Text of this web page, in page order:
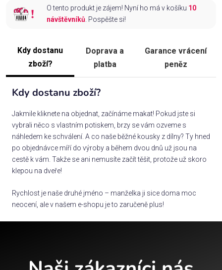
O tento produkt je zájem! Nyní ho má v košíku 10
návštěvníků. Pospěšte si!
Kdy dostanu
zboží?
Doprava a
platba
Garance vrácení
peněz
Kdy dostanu zboží?
Jakmile kliknete na objednat, začínáme makat! Pokud jste si
vybrali něco s vlastním potiskem, brzy se vám ozveme s
náhledem ke schválení. A co naše běžné kousky z dílny? Ty hned
po objednávce míří do výroby a během dvou dnů už jsou na
cestě k vám. Takže se ani nemusíte začít těšit, protože už skoro
klepou na dveře!
Rychlost je naše druhé jméno – manželka ji sice doma moc
neocení, ale v našem e-shopu je to zaručeně plus!